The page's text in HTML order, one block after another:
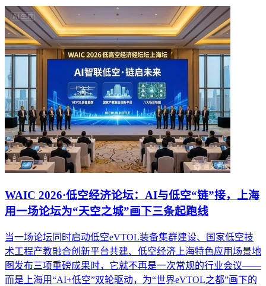
WAIC 2026·低空经济论坛：AI与低空“链”接，上海
用一场论坛为“天空之城”画下三条起跑线
当一场论坛同时启动低空eVTOL装备集群建设、国家低空技
术工程产教融合创新平台共建、低空经济上海特色应用场景地
图发布三项重磅成果时，它就不再是一次常规的行业会议——
而是上海用“AI+低空”双轮驱动，为“世界eVTOL之都”画下的